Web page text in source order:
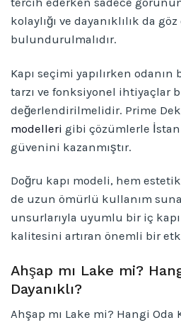
kolaylığı ve dayanıklılık da
bulundurulmalıdır.
Kapı seçimi yapılırken
tarzı ve fonksiyonel ihtiyaçlar
değerlendirilmelidir. Prime
modelleri gibi çözümlerle
güvenini kazanmıştır.
Doğru kapı modeli, hem
de uzun ömürlü kullanım
unsurlarıyla uyumlu bir iç
kalitesini artıran önemli bir
Ahşap mı Lake mi?
Dayanıklı?
Ahşap mı Lake mi? Hangi Oda